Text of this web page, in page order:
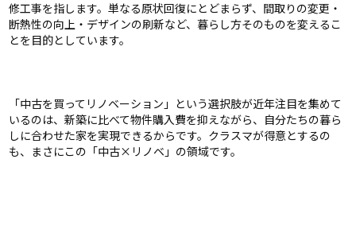
修工事を指します。単なる原状回復にとどまらず、間取りの変更・
断熱性の向上・デザインの刷新など、暮らし方そのものを変えるこ
とを目的としています。
「中古を買ってリノベーション」という選択肢が近年注目を集めて
いるのは、新築に比べて物件購入費を抑えながら、自分たちの暮ら
しに合わせた家を実現できるからです。クラスマが得意とするの
も、まさにこの「中古×リノベ」の領域です。